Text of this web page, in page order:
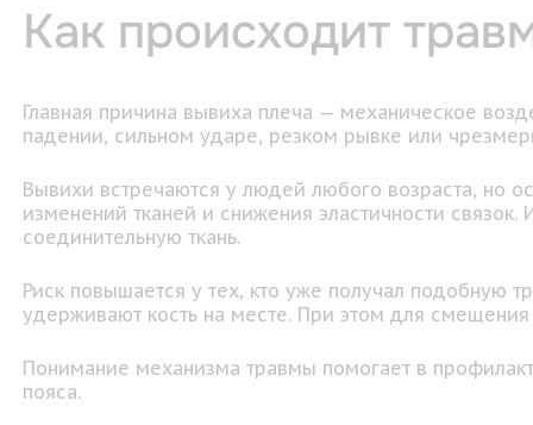
Как происходит
Главная причина вывиха плеча — механическое
падении, сильном ударе, резком рывке или
Вывихи встречаются у людей любого возраста, но
изменений тканей и снижения эластичности
соединительную ткань.
Риск повышается у тех, кто уже получал подобную
удерживают кость на месте. При этом для
Понимание механизма травмы помогает в
пояса.